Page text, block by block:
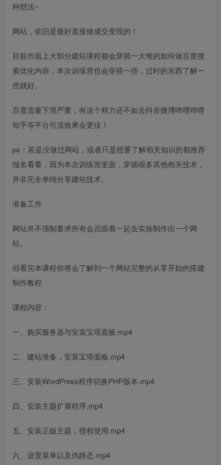
种想法~
网站，依旧是最好直接做成交变现的！
目前市面上大部分建站课程都会穿插一大堆的如何做百度搜
索优化内容，本次训练营也会穿插一些，过时的东西了解一
些就好。
百度流量下滑严重，有这个精力还不如去抖音微博哗哩哗哩
知乎等平台引流效果会更佳！
ps：若是没做过网站，或者只是想要了解相关知识的都推荐
报名看看，因为本次训练营里面，穿插很多其他相关技术，
并非完全单纯分享建站技术。
准备工作
网站并不强制要求所有会员跟着一起去实操制作出一个网
站。
但看完本课程你将会了解到一个网站完整的从零开始的搭建
制作教程
课程内容：
一、购买服务器与安装宝塔面板.mp4
二、建站准备，安装宝塔面板.mp4
三、安装WordPress程序切换PHP版本.mp4
四、安装主题扩展程序.mp4
五、安装正版主题，授权使用.mp4
六、设置菜单以及伪静态.mp4